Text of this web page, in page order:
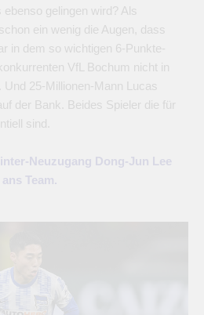
gelingen wird? Als
ein wenig die Augen, dass
in dem so wichtigen 6-Punkte-
VfL Bochum nicht in
25-Millionen-Mann Lucas
der Bank. Beides Spieler die für
sind.
Neuzugang Dong-Jun Lee
Team.